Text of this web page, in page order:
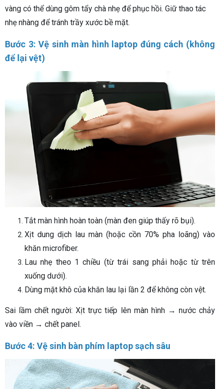
vàng có thể dùng gôm tẩy chà nhẹ để phục hồi. Giữ thao tác
nhẹ nhàng để tránh trầy xước bề mặt.
Bước 3: Vệ sinh màn hình laptop đúng cách (không
để lại vệt)
Tắt màn hình hoàn toàn (màn đen giúp thấy rõ bụi).
Xịt dung dịch lau màn (hoặc cồn 70% pha loãng) vào
khăn microfiber.
Lau nhẹ theo 1 chiều (từ trái sang phải hoặc từ trên
xuống dưới).
Dùng mặt khô của khăn lau lại lần 2 để không còn vệt.
Sai lầm chết người: Xịt trực tiếp lên màn hình → nước chảy
vào viền → chết panel.
Bước 4: Vệ sinh bàn phím laptop sạch sâu